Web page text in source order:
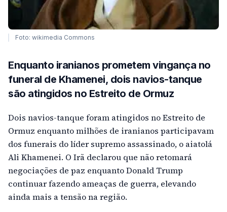
Foto: wikimedia Commons
Enquanto iranianos prometem vingança no
funeral de Khamenei, dois navios-tanque
são atingidos no Estreito de Ormuz
Dois navios-tanque foram atingidos no Estreito de
Ormuz enquanto milhões de iranianos participavam
dos funerais do líder supremo assassinado, o aiatolá
Ali Khamenei. O Irã declarou que não retomará
negociações de paz enquanto Donald Trump
continuar fazendo ameaças de guerra, elevando
ainda mais a tensão na região.